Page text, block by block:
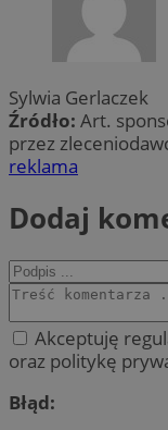
Sylwia Gerlaczek
Źródło: Art.
przez
reklama
Dodaj
Akceptuję
oraz politykę
Błąd: